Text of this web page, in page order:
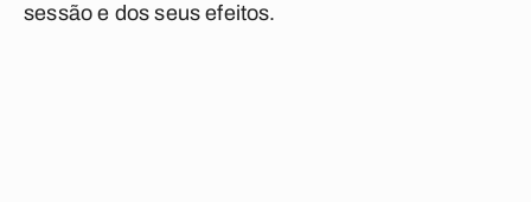
sessão e dos seus efeitos.